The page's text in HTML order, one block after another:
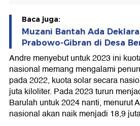
Baca juga:
Muzani Bantah Ada
Prabowo-Gibran di Desa
Andre menyebut untuk 2023 ini
nasional memang mengalami
pada 2022, kuota solar secara
juta kiloliter. Pada 2023 turun
Barulah untuk 2024 nanti, menurut
nasional akan naik menjadi 18,9